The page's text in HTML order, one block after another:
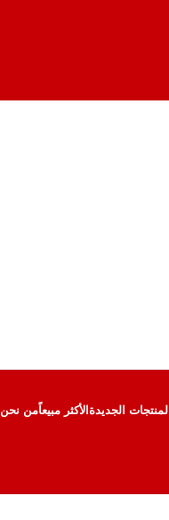
المنتجات الجديدة الأكثر مبيعاًمن نحن